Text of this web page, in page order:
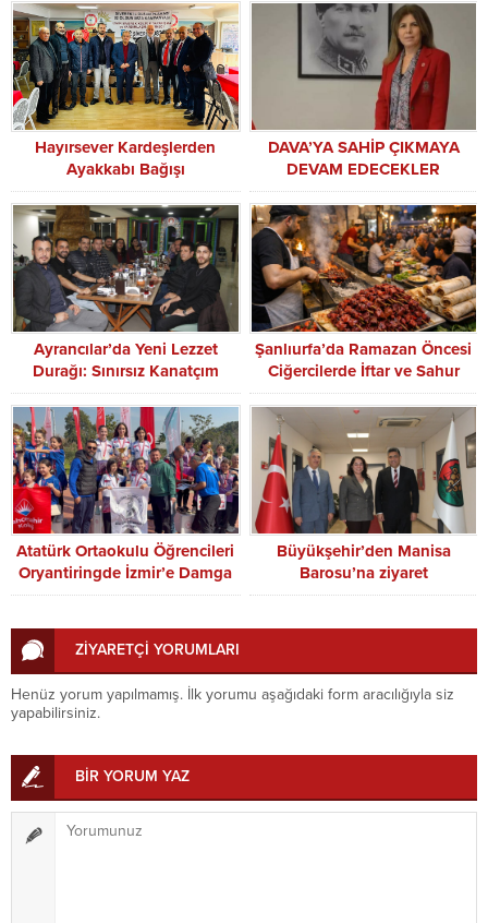
Hayırsever Kardeşlerden
Ayakkabı Bağışı
DAVA’YA SAHİP ÇIKMAYA
DEVAM EDECEKLER
Ayrancılar’da Yeni Lezzet
Durağı: Sınırsız Kanatçım
Basını Ağırladı
Şanlıurfa’da Ramazan Öncesi
Ciğercilerde İftar ve Sahur
Yoğunluğu
Atatürk Ortaokulu Öğrencileri
Oryantiringde İzmir’e Damga
Vurdu
Büyükşehir’den Manisa
Barosu’na ziyaret
ZİYARETÇİ YORUMLARI
Henüz yorum yapılmamış. İlk yorumu aşağıdaki form aracılığıyla siz
yapabilirsiniz.
BİR YORUM YAZ